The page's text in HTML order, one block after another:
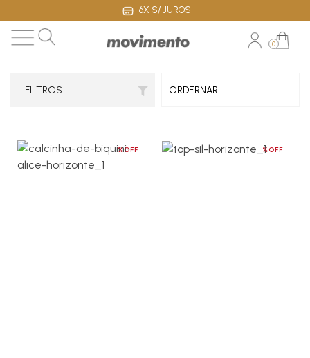
6X S/ JUROS
0
FILTROS
%OFF %OFF